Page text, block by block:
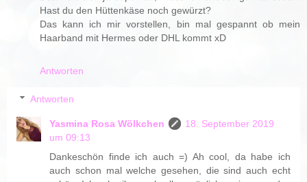
Hast du den Hüttenkäse noch gewürzt?
Das kann ich mir vorstellen, bin mal gespannt ob mein
Haarband mit Hermes oder DHL kommt xD
Antworten
Antworten
Yasmina Rosa Wölkchen
18. September 2019
um 09:13
Dankeschön finde ich auch =) Ah cool, da habe ich
auch schon mal welche gesehen, die sind auch echt